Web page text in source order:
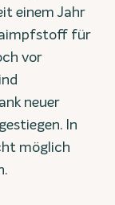
einem Jahr
für
vor
neuer
In
möglich